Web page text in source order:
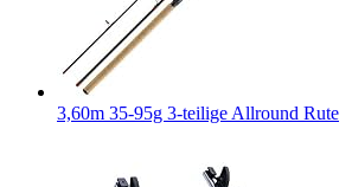
3,60m 35-95g 3-teilige Allround Rute